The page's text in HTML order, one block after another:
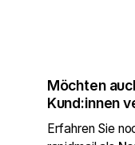
Möchten
Kund:innen
Erfahren Sie